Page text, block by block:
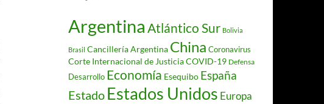
Argentina Atlántico Sur Bolivia
Brasil Cancillería Argentina China Coronavirus
Corte Internacional de JusticiaCOVID-19 Defensa
Desarrollo Economía Esequibo España
Estado Estados Unidos Europa